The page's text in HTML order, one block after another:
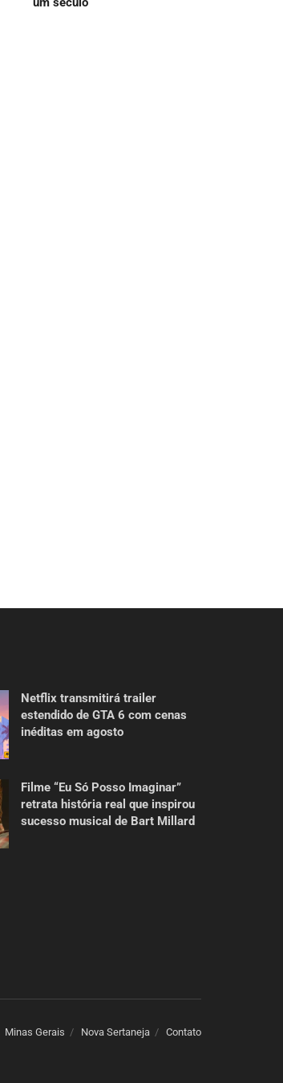
Netflix transmitirá trailer
estendido de GTA 6 com cenas
inéditas em agosto
Filme “Eu Só Posso Imaginar”
retrata história real que inspirou
sucesso musical de Bart Millard
Minas Gerais Nova Sertaneja Contato